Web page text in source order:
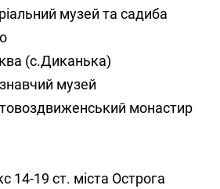
музей та садиба
(с.Диканька)
музей
монастир
14-19 ст. міста Острога